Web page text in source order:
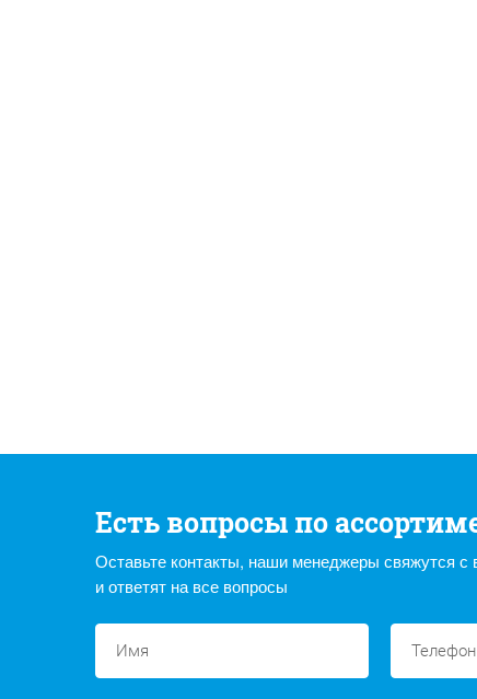
Есть вопросы по
Оставьте контакты, наши менеджеры свяжутся с
и ответят на все вопросы